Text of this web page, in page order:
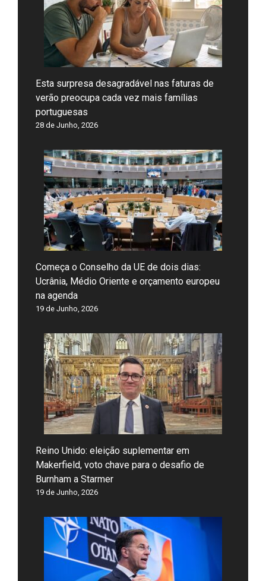
Esta surpresa desagradável nas faturas de
verão preocupa cada vez mais famílias
portuguesas
28 de Junho, 2026
Começa o Conselho da UE de dois dias:
Ucrânia, Médio Oriente e orçamento europeu
na agenda
19 de Junho, 2026
Reino Unido: eleição suplementar em
Makerfield, voto chave para o desafio de
Burnham a Starmer
19 de Junho, 2026